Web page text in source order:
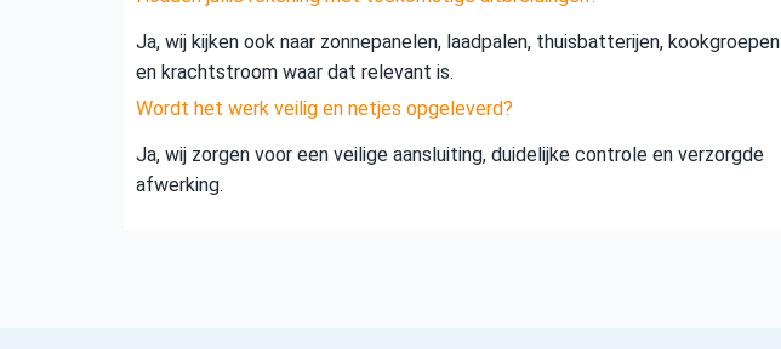
Ja, wij kijken ook naar zonnepanelen, laadpalen, thuisbatterijen, kookgroepen
en krachtstroom waar dat relevant is.
Wordt het werk veilig en netjes opgeleverd?
Ja, wij zorgen voor een veilige aansluiting, duidelijke controle en verzorgde
afwerking.